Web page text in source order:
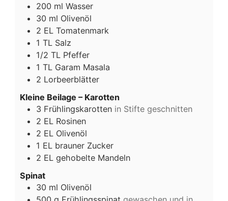
200 ml Wasser
30 ml Olivenöl
2 EL Tomatenmark
1 TL Salz
1/2 TL Pfeffer
1 TL Garam Masala
2 Lorbeerblätter
Kleine Beilage – Karotten
3 Frühlingskarotten in Stifte geschnitten
2 EL Rosinen
2 EL Olivenöl
1 EL brauner Zucker
2 EL gehobelte Mandeln
Spinat
30 ml Olivenöl